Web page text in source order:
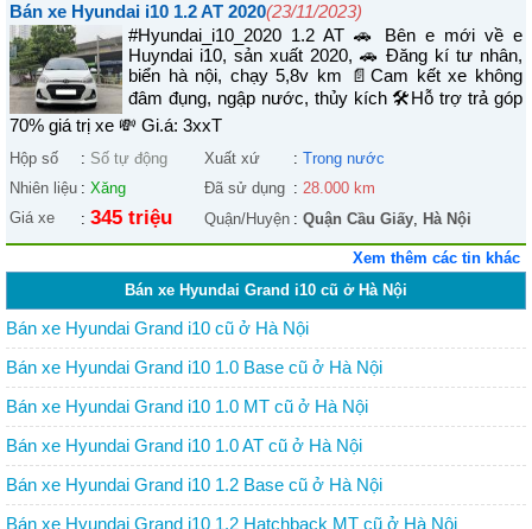
Bán xe Hyundai i10 1.2 AT 2020(23/11/2023)
#Hyundai_i10_2020 1.2 AT 🚗 Bên e mới về e
Huyndai i10, sản xuất 2020, 🚗 Đăng kí tư nhân,
biển hà nội, chạy 5,8v km 📄Cam kết xe không
đâm đụng, ngập nước, thủy kích 🛠Hỗ trợ trả góp
70% giá trị xe 💸 Gi.á: 3xxT
Hộp số : Số tự động Xuất xứ : Trong nước
Nhiên liệu : Xăng Đã sử dụng : 28.000 km
Giá xe
: 345 triệu Quận/Huyện : Quận Cầu Giấy, Hà Nội
Xem thêm các tin khác
Bán xe Hyundai Grand i10 cũ ở Hà Nội
Bán xe Hyundai Grand i10 cũ ở Hà Nội
Bán xe Hyundai Grand i10 1.0 Base cũ ở Hà Nội
Bán xe Hyundai Grand i10 1.0 MT cũ ở Hà Nội
Bán xe Hyundai Grand i10 1.0 AT cũ ở Hà Nội
Bán xe Hyundai Grand i10 1.2 Base cũ ở Hà Nội
Bán xe Hyundai Grand i10 1.2 Hatchback MT cũ ở Hà Nội